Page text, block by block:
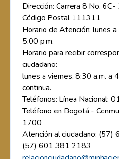
Dirección: Carrera 8 No.
Código Postal 111311
Horario de Atención: lunes a
5:00 p.m.
Horario para recibir
ciudadano:
lunes a viernes, 8:30 a.m. a
continua.
Teléfonos: Línea Nacional:
Teléfono en Bogotá -
1700
Atención al ciudadano:
(57) 601 381 2183